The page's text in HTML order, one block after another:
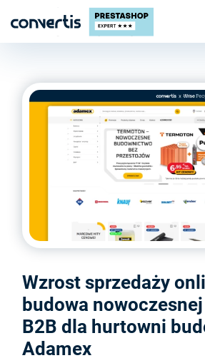
Wzrost sprzedaży
budowa
B2B dla hurtowni
Adamex